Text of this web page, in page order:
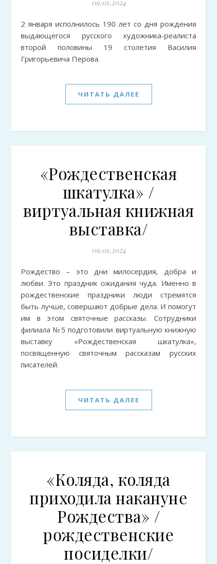
09.01.2024
2 января исполнилось 190 лет со дня рождения
выдающегося русского художника-реалиста
второй половины 19 столетия Василия
Григорьевича Перова.
ЧИТАТЬ ДАЛЕЕ
«Рождественская
шкатулка» /
виртуальная книжная
выставка/
09.01.2024
Рождество – это дни милосердия, добра и
любви. Это праздник ожидания чуда. Именно в
рождественские праздники люди стремятся
быть лучше, совершают добрые дела. И помогут
им в этом святочные рассказы. Сотрудники
филиала №5 подготовили виртуальную книжную
выставку «Рождественская шкатулка»,
посвященную святочным рассказам русских
писателей.
ЧИТАТЬ ДАЛЕЕ
«Коляда, коляда
приходила накануне
Рождества» /
рождественские
посиделки/